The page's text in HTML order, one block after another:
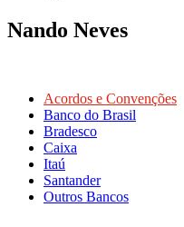
Nando Neves
Acordos e Convenções
Banco do Brasil
Bradesco
Caixa
Itaú
Santander
Outros Bancos